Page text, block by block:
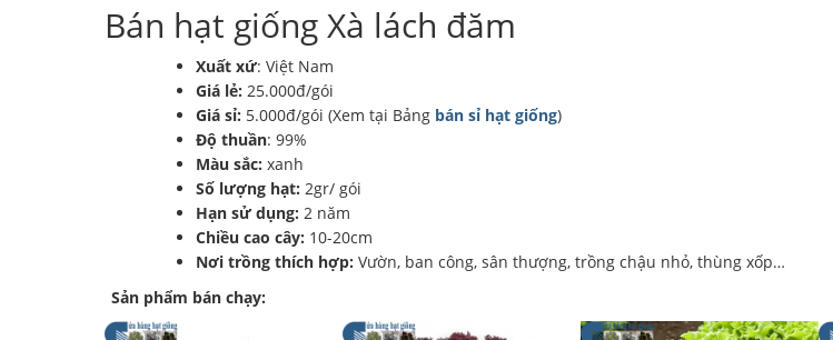
Bán hạt giống Xà lách đăm
Xuất xứ: Việt Nam
Giá lẻ: 25.000đ/gói
Giá sỉ: 5.000đ/gói (Xem tại Bảng bán sỉ hạt giống)
Độ thuần: 99%
Màu sắc: xanh
Số lượng hạt: 2gr/ gói
Hạn sử dụng: 2 năm
Chiều cao cây: 10-20cm
Nơi trồng thích hợp: Vườn, ban công, sân thượng, trồng chậu nhỏ, thùng xốp…
Sản phẩm bán chạy: